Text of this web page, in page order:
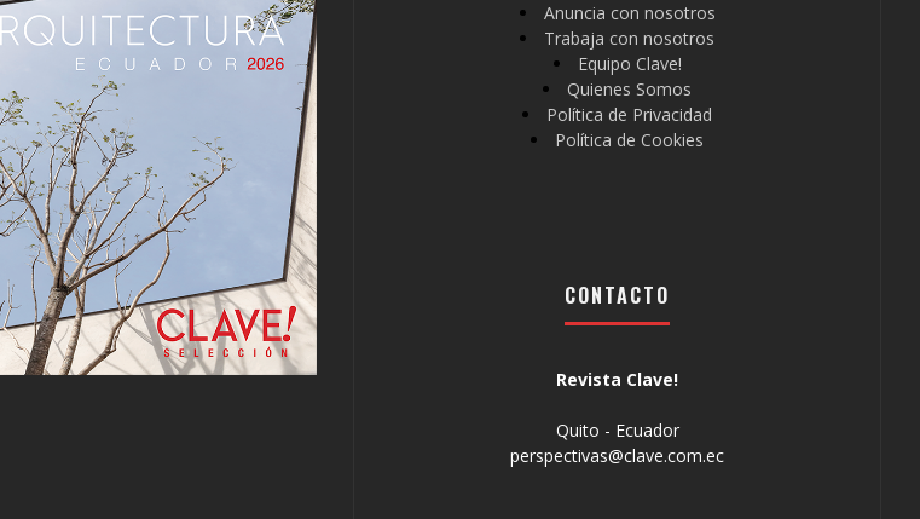
Anuncia con nosotros
Trabaja con nosotros
Equipo Clave!
Quienes Somos
Política de Privacidad
Política de Cookies
CONTACTO
Revista Clave!
Quito - Ecuador
perspectivas@clave.com.ec